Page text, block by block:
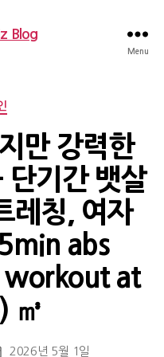
Menu
만 강력한
단기간 뱃살
레칭, 여자
abs
at
㎥
2026년 5월 1일